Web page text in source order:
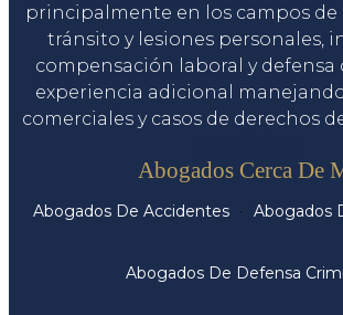
principalmente en los campos de
tránsito y lesiones personales,
compensación laboral y defensa
experiencia adicional
comerciales y casos de derechos
Abogados Cerca De
Abogados De Accidentes Abogados
Abogados De Defensa